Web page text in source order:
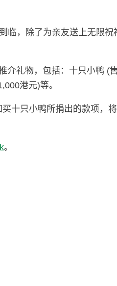
临，除了为亲友送上无限
介礼物，包括：十只小鸭 (
港元)等。
十只小鸭所捐出的款项，
。